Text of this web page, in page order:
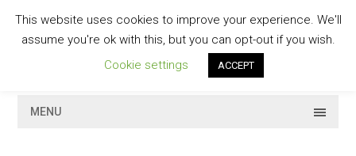
contentGESCHMACKVOLL
MENU
This website uses cookies to improve your experience. We'll
assume you're ok with this, but you can opt-out if you wish.
Cookie settings
ACCEPT